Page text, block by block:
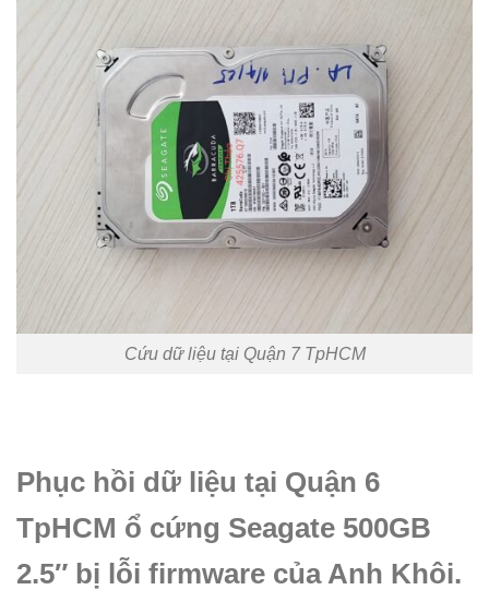
Cứu dữ liệu tại Quận 7 TpHCM
Phục hồi dữ liệu tại Quận 6
TpHCM ổ cứng Seagate 500GB
2.5″ bị lỗi firmware của Anh Khôi.